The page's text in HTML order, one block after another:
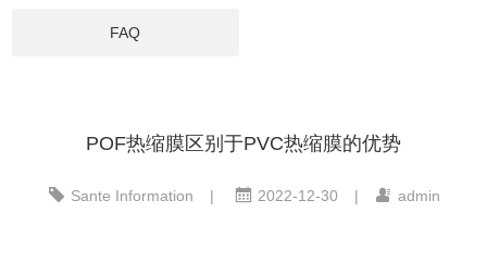
FAQ
POF热缩膜区别于PVC热缩膜的优势
Sante Information | 2022-12-30 | admin